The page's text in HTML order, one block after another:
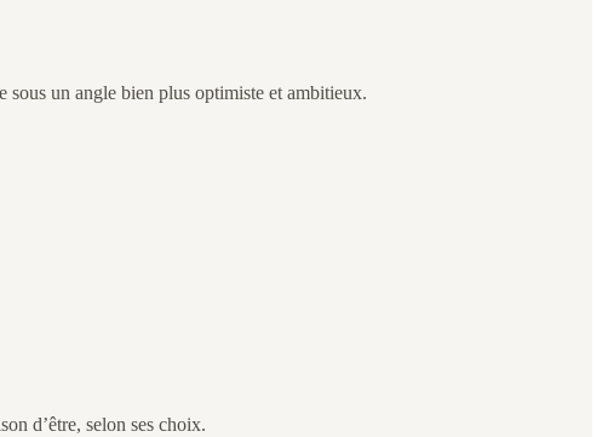
un angle bien plus optimiste et ambitieux.
d’être, selon ses choix.